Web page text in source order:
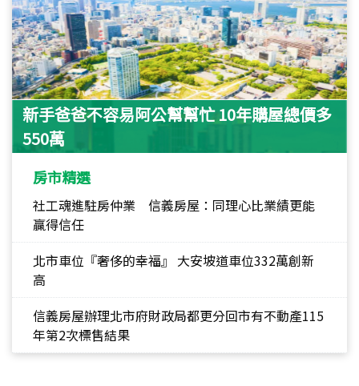
新手爸爸不容易阿公幫幫忙 10年購屋總價多
550萬
房市精選
社工魂進駐房仲業 信義房屋：同理心比業績更能
贏得信任
北市車位『奢侈的幸福』 大安坡道車位332萬創新
高
信義房屋辦理北市府財政局都更分回市有不動產115
年第2次標售結果